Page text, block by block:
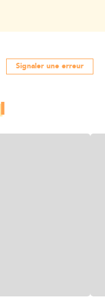
Signaler une erreur